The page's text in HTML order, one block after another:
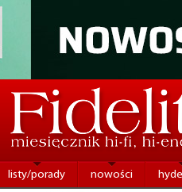
listy/porady nowości